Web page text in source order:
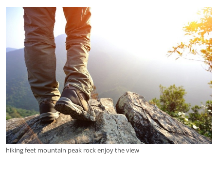
hiking feet mountain peak rock enjoy the view